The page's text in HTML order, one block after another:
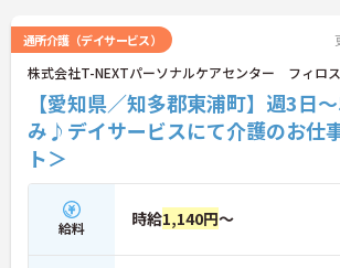
通所介護（デイサービス）
株式会社T-NEXTパーソナルケアセンター フィロス
【愛知県／知多郡東浦町】週3日
み♪デイサービスにて介護のお仕
ト＞
給料 時給1,140円～